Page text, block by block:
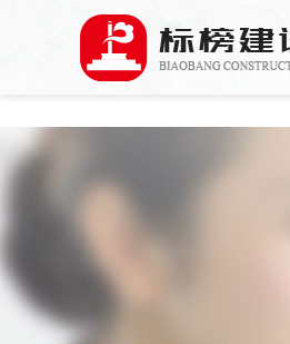
小黄片大全下载,小黄